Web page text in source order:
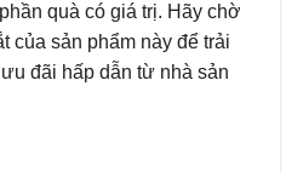
quà có giá trị. Hãy chờ
của sản phẩm này để trải
đãi hấp dẫn từ nhà sản